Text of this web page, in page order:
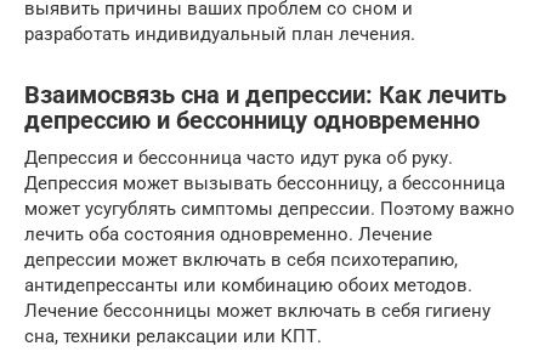
выявить причины ваших проблем со сном и
разработать индивидуальный план лечения.
Взаимосвязь сна и депрессии: Как лечить
депрессию и бессонницу одновременно
Депрессия и бессонница часто идут рука об руку.
Депрессия может вызывать бессонницу, а бессонница
может усугублять симптомы депрессии. Поэтому важно
лечить оба состояния одновременно. Лечение
депрессии может включать в себя психотерапию,
антидепрессанты или комбинацию обоих методов.
Лечение бессонницы может включать в себя гигиену
сна, техники релаксации или КПТ.